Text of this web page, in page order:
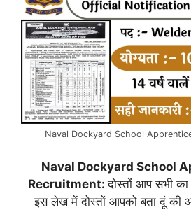
Naval Dockyard School
Naval Dockyard School
Recruitment:दोस्तों आप सभी
इस लेख में दोस्तों आपको बता दूं की